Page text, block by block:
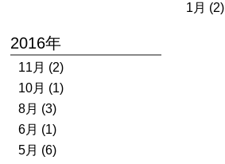
1月 (2)
2016年
11月 (2)
10月 (1)
8月 (3)
6月 (1)
5月 (6)